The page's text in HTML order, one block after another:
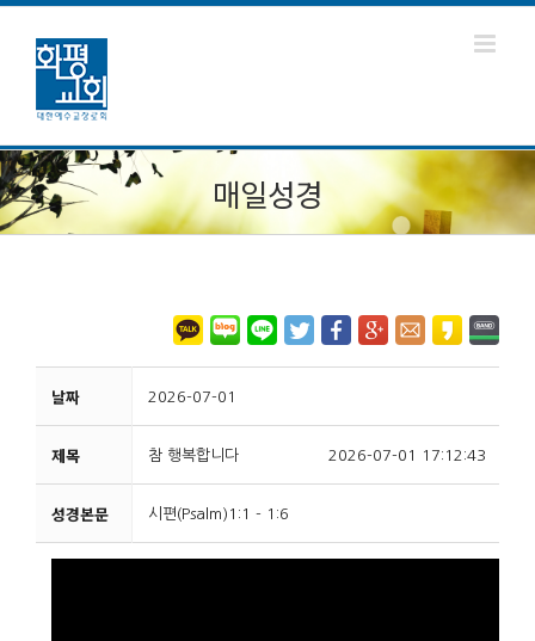
매일성경
날짜 2026-07-01
제목 참 행복합니다 2026-07-01 17:12:43
성경본문 시편(Psalm)1:1 - 1:6